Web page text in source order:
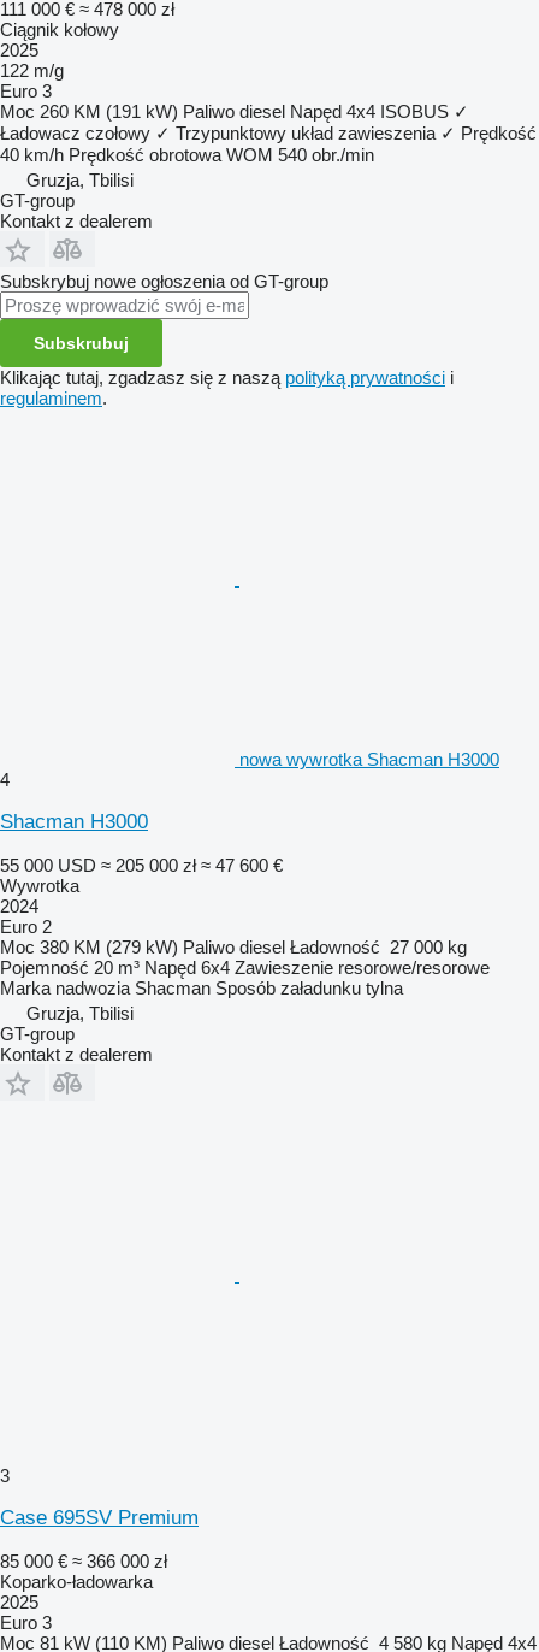
111 000 € ≈ 478 000 zł
Ciągnik kołowy
2025
122 m/g
Euro 3
Moc 260 KM (191 kW) Paliwo diesel Napęd 4x4 ISOBUS ✓
Ładowacz czołowy ✓ Trzypunktowy układ zawieszenia ✓ Prędkość
40 km/h Prędkość obrotowa WOM 540 obr./min
Gruzja, Tbilisi
GT-group
Kontakt z dealerem
Subskrybuj nowe ogłoszenia od GT-group
Subskrubuj
Klikając tutaj, zgadzasz się z naszą polityką prywatności i
regulaminem.
nowa wywrotka Shacman H3000
4
Shacman H3000
55 000 USD ≈ 205 000 zł ≈ 47 600 €
Wywrotka
2024
Euro 2
Moc 380 KM (279 kW) Paliwo diesel Ładowność 27 000 kg
Pojemność 20 m³ Napęd 6x4 Zawieszenie resorowe/resorowe
Marka nadwozia Shacman Sposób załadunku tylna
Gruzja, Tbilisi
GT-group
Kontakt z dealerem
3
Case 695SV Premium
85 000 € ≈ 366 000 zł
Koparko-ładowarka
2025
Euro 3
Moc 81 kW (110 KM) Paliwo diesel Ładowność 4 580 kg Napęd 4x4